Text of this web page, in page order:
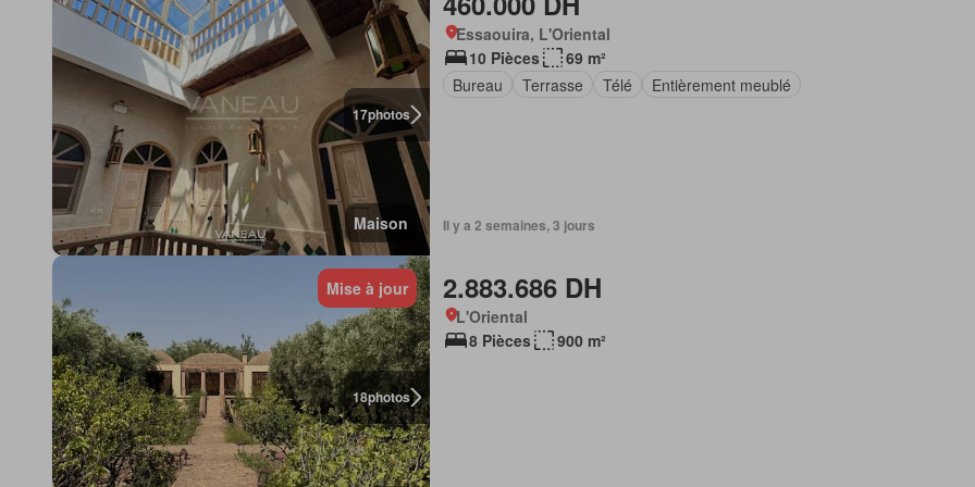
17photos
Maison
Essaouira, L'Oriental
10 Pièces
69 m²
Bureau
Terrasse Télé Entièrement meublé
Il y a 2 semaines, 3 jours
18photos
Mise à jour 2.883.686 DH
L'Oriental
8 Pièces
900 m²